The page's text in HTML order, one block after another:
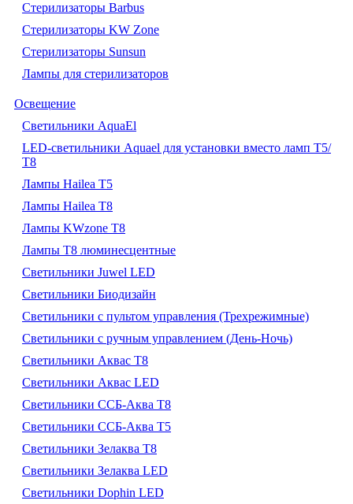
Стерилизаторы Barbus
Стерилизаторы KW Zone
Стерилизаторы Sunsun
Лампы для стерилизаторов
Освещение
Cветильники AquaEl
LED-светильники Aquael для установки вместо ламп Т5/
Т8
Лампы Hailea Т5
Лампы Hailea Т8
Лампы KWzone Т8
Лампы Т8 люминесцентные
Светильники Juwel LED
Светильники Биодизайн
Светильники с пультом управления (Трехрежимные)
Светильники с ручным управлением (День-Ночь)
Светильники Аквас Т8
Светильники Аквас LED
Светильники ССБ-Аква Т8
Светильники ССБ-Аква Т5
Светильники Зелаква Т8
Светильники Зелаква LED
Светильники Dophin LED